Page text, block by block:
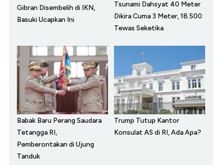
Gibran Disembelih di IKN,
Basuki Ucapkan Ini
Tsunami Dahsyat 40 Meter
Dikira Cuma 3 Meter, 18.500
Tewas Seketika
Babak Baru Perang Saudara
Tetangga RI,
Pemberontakan di Ujung
Tanduk
Trump Tutup Kantor
Konsulat AS di RI, Ada Apa?